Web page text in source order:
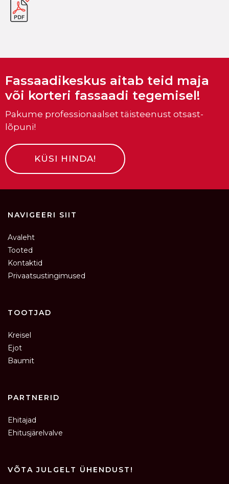
Fassaadikeskus aitab teid maja
või korteri fassaadi tegemisel!
Pakume professionaalset täisteenust otsast-
lõpuni!
KÜSI HINDA!
NAVIGEERI SIIT
Avaleht
Tooted
Kontaktid
Privaatsustingimused
TOOTJAD
Kreisel
Ejot
Baumit
PARTNERID
Ehitajad
Ehitusjärelvalve
VÕTA JULGELT ÜHENDUST!